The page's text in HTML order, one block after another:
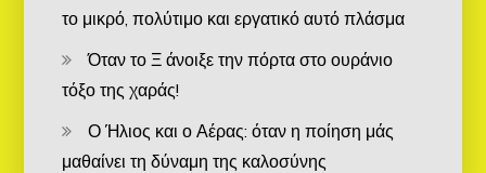
το μικρό, πολύτιμο και εργατικό αυτό πλάσμα
Όταν το Ξ άνοιξε την πόρτα στο ουράνιο
τόξο της χαράς!
Ο Ήλιος και ο Αέρας: όταν η ποίηση μάς
μαθαίνει τη δύναμη της καλοσύνης